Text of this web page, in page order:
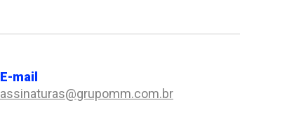
E-mail
assinaturas@grupomm.com.br